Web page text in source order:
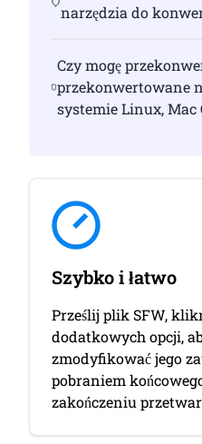
narzędzia do
Czy mogę
przekonwertowane
systemie Linux,
Szybko i łatwo
Prześlij plik SFW,
dodatkowych opcji,
zmodyfikować jego
pobraniem
zakończeniu